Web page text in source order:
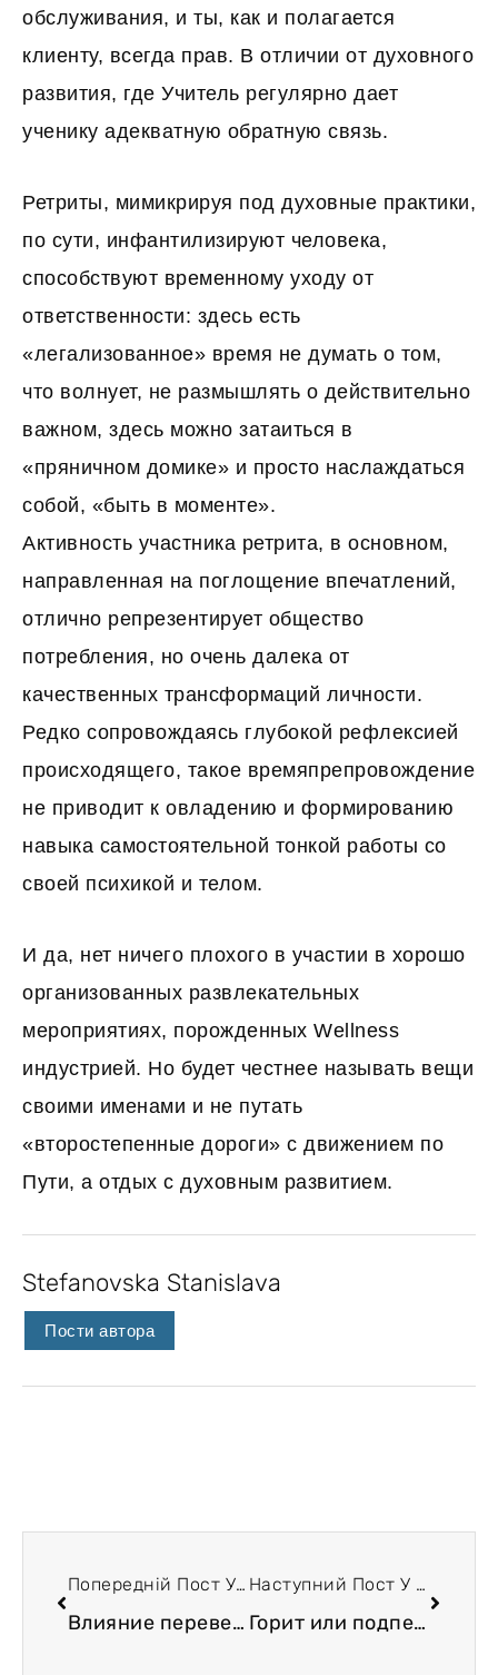
обслуживания, и ты, как и полагается
клиенту, всегда прав. В отличии от духовного
развития, где Учитель регулярно дает
ученику адекватную обратную связь.
Ретриты, мимикрируя под духовные практики,
по сути, инфантилизируют человека,
способствуют временному уходу от
ответственности: здесь есть
«легализованное» время не думать о том,
что волнует, не размышлять о действительно
важном, здесь можно затаиться в
«пряничном домике» и просто наслаждаться
собой, «быть в моменте».
Активность участника ретрита, в основном,
направленная на поглощение впечатлений,
отлично репрезентирует общество
потребления, но очень далека от
качественных трансформаций личности.
Редко сопровождаясь глубокой рефлексией
происходящего, такое времяпрепровождение
не приводит к овладению и формированию
навыка самостоятельной тонкой работы со
своей психикой и телом.
И да, нет ничего плохого в участии в хорошо
организованных развлекательных
мероприятиях, порожденных Wellness
индустрией. Но будет честнее называть вещи
своими именами и не путать
«второстепенные дороги» с движением по
Пути, а отдых с духовным развитием.
Stefanovska Stanislava
Пости автора
Попередній Пост У Блозі
Влияние перевернутых асан на организм
Наступний Пост У Блозі
Горит или подпекает?